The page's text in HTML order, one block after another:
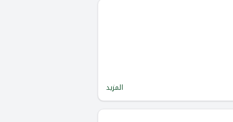
المزيد